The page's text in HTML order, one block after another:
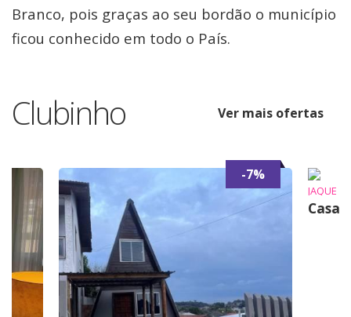
Branco, pois graças ao seu bordão o município
ficou conhecido em todo o País.
Clubinho Ver mais ofertas
-7%
JAQUE
Casa